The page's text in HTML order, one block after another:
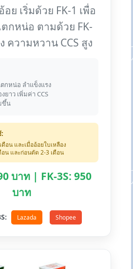
ย เริ่มด้วย FK-1 เพื่อ
ตกหน่อ ตามด้วย FK-
ความหวาน CCS สูง
ตกหน่อ ลำแข็งแรง
ยาว เพิ่มค่า CCS
ขึ้น
ดือน และเมื่ออ้อยใบเหลือง
อน และก่อนตัด 2-3 เดือน
บาท | FK-3S: 950
บาท
Lazada Shopee